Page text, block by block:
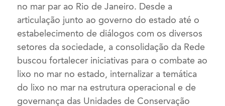
no mar par ao Rio de Janeiro. Desde a
articulação junto ao governo do estado até o
estabelecimento de diálogos com os diversos
setores da sociedade, a consolidação da Rede
buscou fortalecer iniciativas para o combate ao
lixo no mar no estado, internalizar a temática
do lixo no mar na estrutura operacional e de
governança das Unidades de Conservação